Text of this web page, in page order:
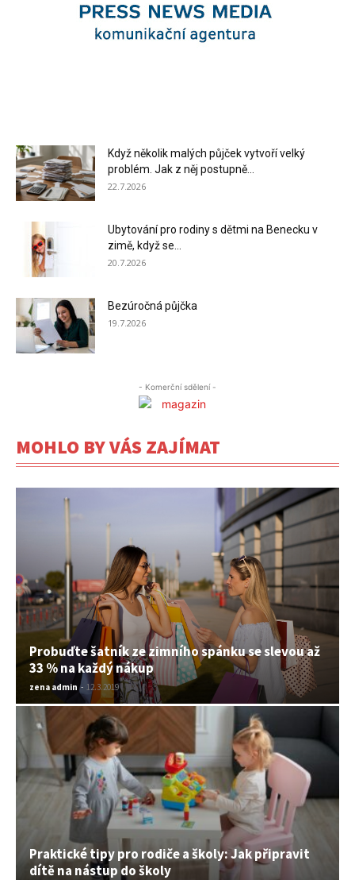
Když několik malých půjček vytvoří velký
problém. Jak z něj postupně...
22.7.2026
Ubytování pro rodiny s dětmi na Benecku v
zimě, když se...
20.7.2026
Bezúročná půjčka
19.7.2026
- Komerční sdělení -
MOHLO BY VÁS ZAJÍMAT
Probuďte šatník ze zimního spánku se slevou až
33 % na každý nákup
zena admin - 12.3.2019
Praktické tipy pro rodiče a školy: Jak připravit
dítě na nástup do školy